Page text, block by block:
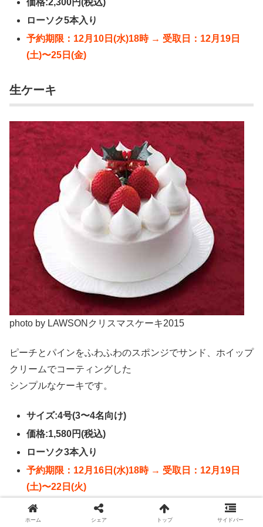
価格:2,300円(税込)
ローソク5本入り
予約期限：12月10日(水)18時 → 受取日：12月19日
(土)〜25日(金)
生ケーキ
photo by LAWSONクリスマスケーキ2015
ピーチとパインをふわふわのスポンジでサンド、ホイップ
クリームでコーティングした
シンプルなケーキです。
サイズ:4号(3〜4名向け)
価格:1,580円(税込)
ローソク3本入り
予約期限：12月16日(水)18時 → 受取日：12月19日
(土)〜22日(火)
予約期限：12月18日(金)18時 → 受取日：12月23日
(水)〜25日(金)
ホーム シェア トップ サイドバー